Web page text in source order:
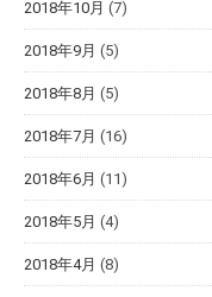
2018年10月 (7)
2018年9月 (5)
2018年8月 (5)
2018年7月 (16)
2018年6月 (11)
2018年5月 (4)
2018年4月 (8)